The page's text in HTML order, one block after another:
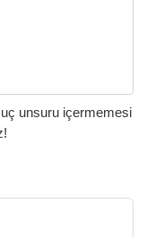
unsuru içermemesi